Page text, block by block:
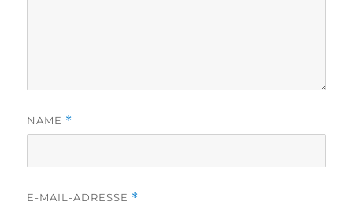
NAME *
E-MAIL-ADRESSE *